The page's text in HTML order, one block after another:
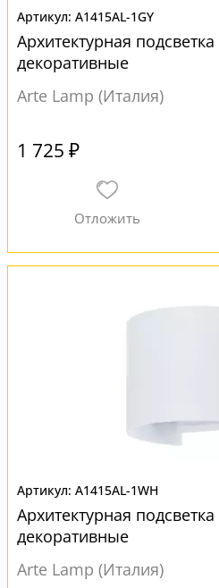
A1415AL-1GY
Архитектурная
декоративные
Arte Lamp (Италия)
1 725 ₽
A1415AL-1WH
Архитектурная
декоративные
Arte Lamp (Италия)